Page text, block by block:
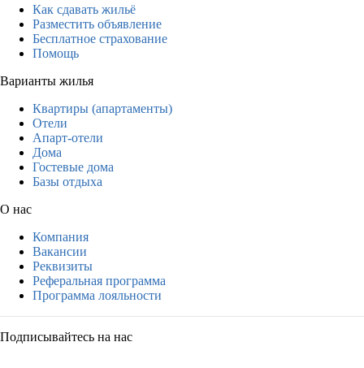
Как сдавать жильё
Разместить объявление
Бесплатное страхование
Помощь
Варианты жилья
Квартиры (апартаменты)
Отели
Апарт-отели
Дома
Гостевые дома
Базы отдыха
О нас
Компания
Вакансии
Реквизиты
Реферальная программа
Программа лояльности
Подписывайтесь на нас